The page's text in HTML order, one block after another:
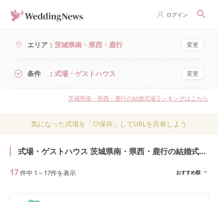
ログイン
エリア 茨城県南・県西・鹿行 変更
条件 式場・ゲストハウス 変更
茨城県南・県西・鹿行の結婚式場ランキングはこちら
気になった式場を「♡保存」してURLを共有しよう
式場・ゲストハウス 茨城県南・県西・鹿行の結婚式・結婚式場
17件中 1 ～ 17件を表示 おすすめ順